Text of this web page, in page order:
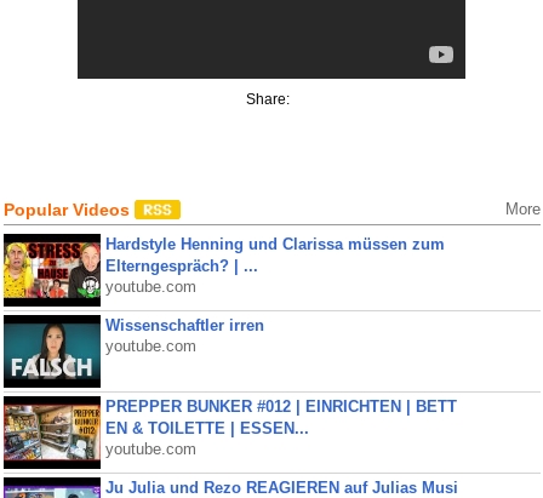
Share:
Popular Videos More
Hardstyle Henning und Clarissa müssen zum
Elterngespräch? | ...
youtube.com
Wissenschaftler irren
youtube.com
PREPPER BUNKER #012 | EINRICHTEN | BETT
EN & TOILETTE | ESSEN...
youtube.com
Ju Julia und Rezo REAGIEREN auf Julias Musi